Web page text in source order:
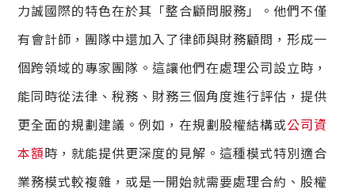
力誠國際的特色在於其「整合顧問服務」。他們不僅
有會計師，團隊中還加入了律師與財務顧問，形成一
個跨領域的專家團隊。這讓他們在處理公司設立時，
能同時從法律、稅務、財務三個角度進行評估，提供
更全面的規劃建議。例如，在規劃股權結構或公司資
本額時，就能提供更深度的見解。這種模式特別適合
業務模式較複雜，或是一開始就需要處理合約、股權